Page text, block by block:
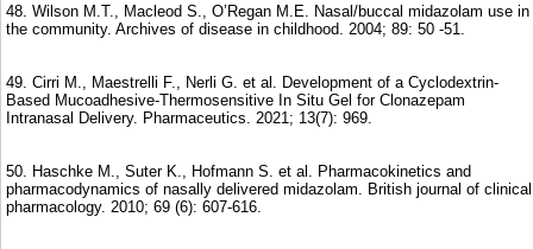
48. Wilson M.T., Macleod S., O’Regan M.E. Nasal/buccal midazolam use in
the community. Archives of disease in childhood. 2004; 89: 50 -51.
49. Cirri M., Maestrelli F., Nerli G. et al. Development of a Cyclodextrin-
Based Mucoadhesive-Thermosensitive In Situ Gel for Clonazepam
Intranasal Delivery. Pharmaceutics. 2021; 13(7): 969.
50. Haschke M., Suter K., Hofmann S. et al. Pharmacokinetics and
pharmacodynamics of nasally delivered midazolam. British journal of clinical
pharmacology. 2010; 69 (6): 607-616.